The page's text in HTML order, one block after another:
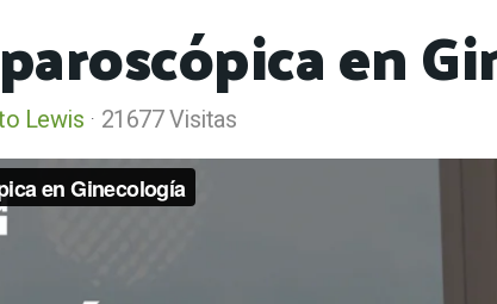
en
Lewis 21677 Visitas